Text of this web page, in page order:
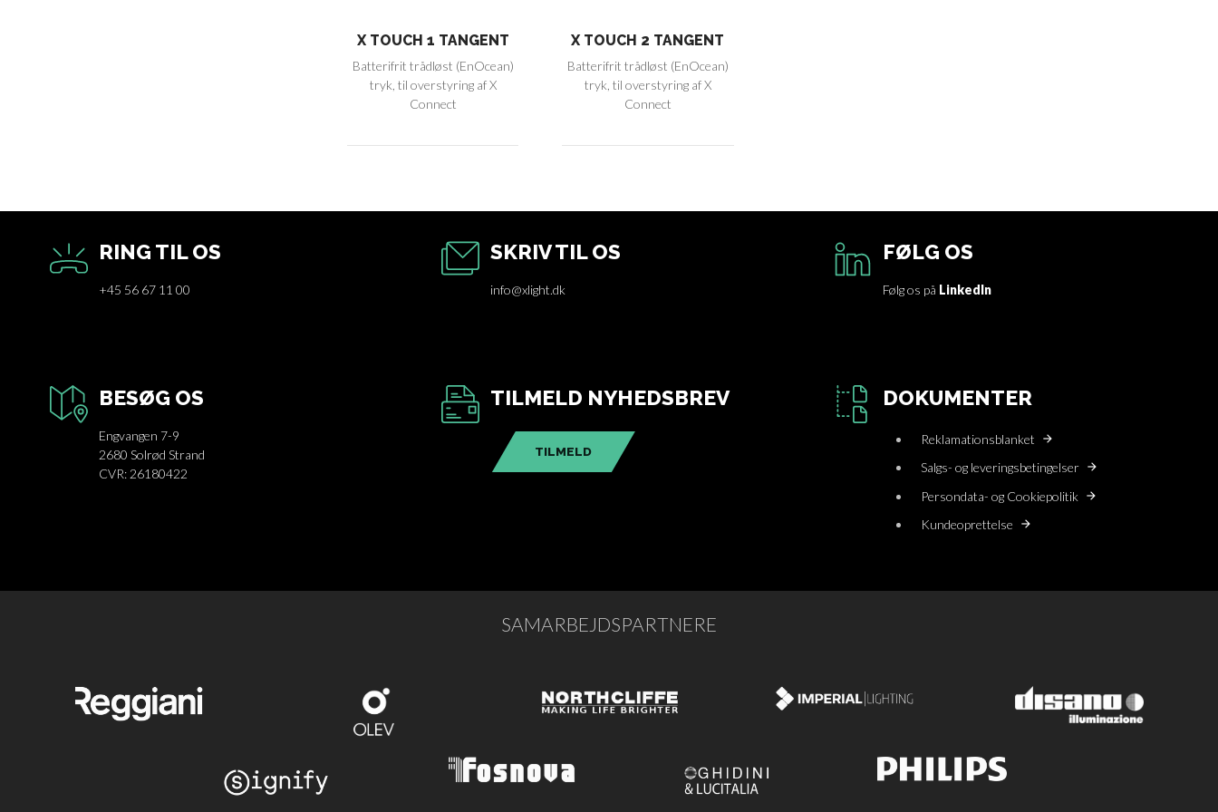
X TOUCH 1 TANGENT
Batterifrit trådløst (EnOcean)
tryk, til overstyring af X
Connect
X TOUCH 2 TANGENT
Batterifrit trådløst (EnOcean)
tryk, til overstyring af X
Connect
RING TIL OS
+45 56 67 11 00
SKRIV TIL OS
info@xlight.dk
FØLG OS
Følg os på LinkedIn
BESØG OS
Engvangen 7-9
2680 Solrød Strand
CVR: 26180422
TILMELD NYHEDSBREV
TILMELD
DOKUMENTER
Reklamationsblanket
Salgs- og leveringsbetingelser
Persondata- og Cookiepolitik
Kundeoprettelse
SAMARBEJDSPARTNERE